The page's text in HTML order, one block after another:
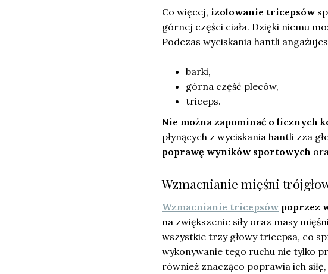
Co więcej, izolowanie tricepsów
górnej części ciała. Dzięki niemu
Podczas wyciskania hantli
barki,
górna część pleców,
triceps.
Nie można zapominać o
płynących z wyciskania hantli zza
poprawę wyników sportowych
Wzmacnianie mięśni
Wzmacnianie tricepsów poprzez
na zwiększenie siły oraz masy
wszystkie trzy głowy tricepsa, co
wykonywanie tego ruchu nie tylko
również znacząco poprawia ich